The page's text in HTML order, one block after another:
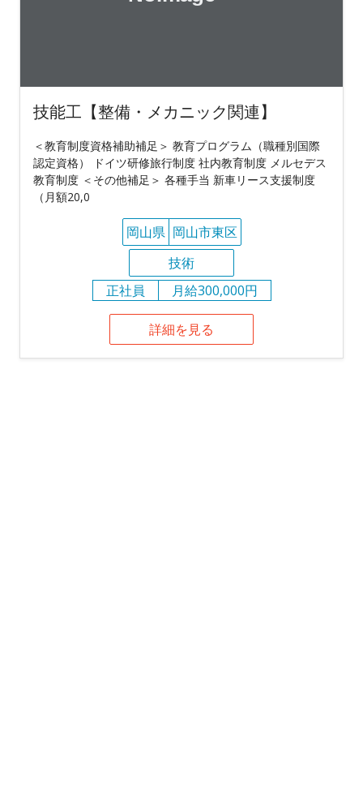
技能工【整備・メカニック関連】
＜教育制度資格補助補足＞ 教育プログラム（職種別国際
認定資格） ドイツ研修旅行制度 社内教育制度 メルセデス
教育制度 ＜その他補足＞ 各種手当 新車リース支援制度
（月額20,0
岡山県 岡山市東区
技術
正社員
月給300,000円
詳細を見る